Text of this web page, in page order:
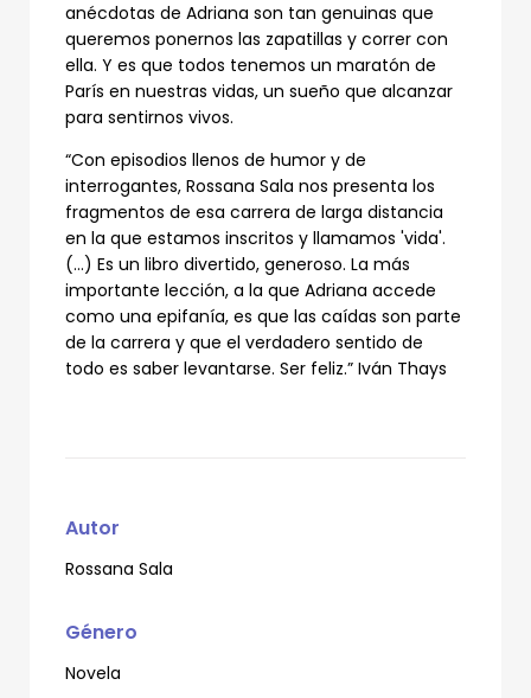
anécdotas de Adriana son tan genuinas que
queremos ponernos las zapatillas y correr con
ella. Y es que todos tenemos un maratón de
París en nuestras vidas, un sueño que alcanzar
para sentirnos vivos.
“Con episodios llenos de humor y de
interrogantes, Rossana Sala nos presenta los
fragmentos de esa carrera de larga distancia
en la que estamos inscritos y llamamos 'vida'.
(…) Es un libro divertido, generoso. La más
importante lección, a la que Adriana accede
como una epifanía, es que las caídas son parte
de la carrera y que el verdadero sentido de
todo es saber levantarse. Ser feliz.” Iván Thays
Autor
Rossana Sala
Género
Novela